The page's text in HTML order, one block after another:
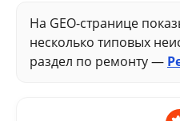
На GEO-странице
несколько типовых
раздел по ремонту —